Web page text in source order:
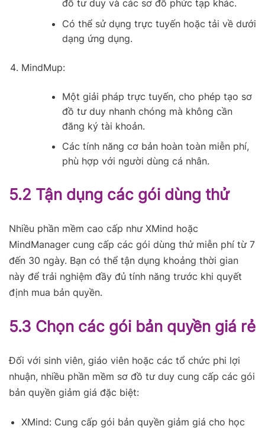
đồ tư duy và các sơ đồ phức tạp khác.
Có thể sử dụng trực tuyến hoặc tải về dưới
dạng ứng dụng.
MindMup:
Một giải pháp trực tuyến, cho phép tạo sơ
đồ tư duy nhanh chóng mà không cần
đăng ký tài khoản.
Các tính năng cơ bản hoàn toàn miễn phí,
phù hợp với người dùng cá nhân.
5.2 Tận dụng các gói dùng thử
Nhiều phần mềm cao cấp như XMind hoặc
MindManager cung cấp các gói dùng thử miễn phí từ 7
đến 30 ngày. Bạn có thể tận dụng khoảng thời gian
này để trải nghiệm đầy đủ tính năng trước khi quyết
định mua bản quyền.
5.3 Chọn các gói bản quyền giá rẻ
Đối với sinh viên, giáo viên hoặc các tổ chức phi lợi
nhuận, nhiều phần mềm sơ đồ tư duy cung cấp các gói
bản quyền giảm giá đặc biệt:
XMind: Cung cấp gói bản quyền giảm giá cho học